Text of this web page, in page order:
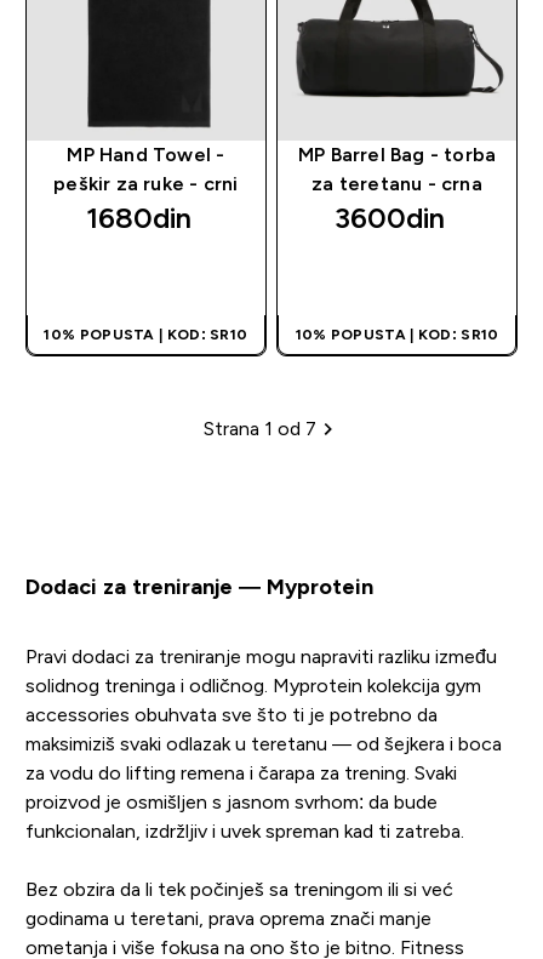
MP Hand Towel -
peškir za ruke - crni
1680din‎
10% POPUSTA | KOD: SR10
MP Barrel Bag - torba
za teretanu - crna
3600din‎
10% POPUSTA | KOD: SR10
Sadržina
Strana 1 od 7
Dodaci za treniranje — Myprotein
Pravi dodaci za treniranje mogu napraviti razliku između
solidnog treninga i odličnog. Myprotein kolekcija gym
accessories obuhvata sve što ti je potrebno da
maksimiziš svaki odlazak u teretanu — od šejkera i boca
za vodu do lifting remena i čarapa za trening. Svaki
proizvod je osmišljen s jasnom svrhom: da bude
funkcionalan, izdržljiv i uvek spreman kad ti zatreba.
Bez obzira da li tek počinješ sa treningom ili si već
godinama u teretani, prava oprema znači manje
ometanja i više fokusa na ono što je bitno. Fitness